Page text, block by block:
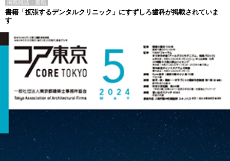
掲載雑誌・書籍
書籍「拡張するデンタルクリニック」にすずしろ歯科が掲載されていま
す